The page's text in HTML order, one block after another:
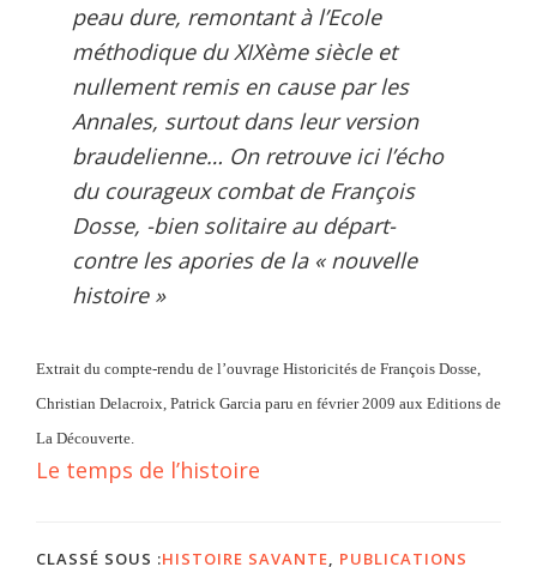
peau dure, remontant à l’Ecole
méthodique du XIXème siècle et
nullement remis en cause par les
Annales, surtout dans leur version
braudelienne… On retrouve ici l’écho
du courageux combat de François
Dosse, -bien solitaire au départ-
contre les apories de la « nouvelle
histoire »
Extrait du compte-rendu de l’ouvrage Historicités de François Dosse,
Christian Delacroix, Patrick Garcia paru en février 2009 aux Editions de
La Découverte.
Le temps de l’histoire
CLASSÉ SOUS :HISTOIRE SAVANTE
PUBLICATIONS